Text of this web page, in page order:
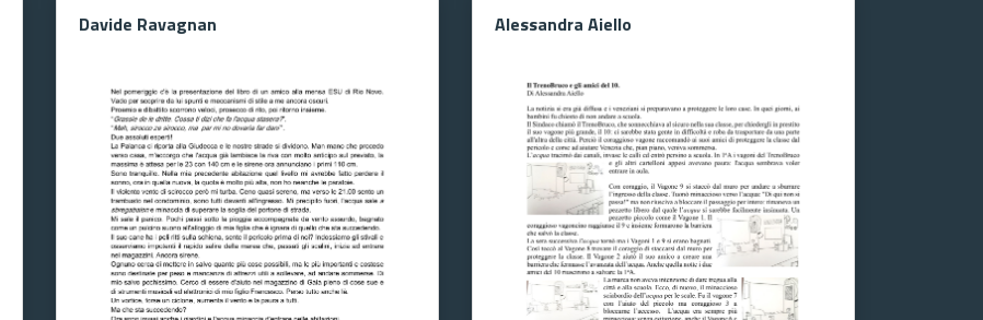
Davide Ravagnan Alessandra Aiello